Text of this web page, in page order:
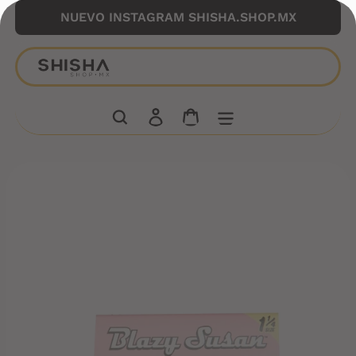
Ir
directamente
contenido
NUEVO INSTAGRAM SHISHA.SHOP.MX
Buscar IngresarCarrito